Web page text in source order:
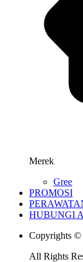
Merek
Gree
PROMOSI
HUBUNGI
Copyrights ©
All Rights